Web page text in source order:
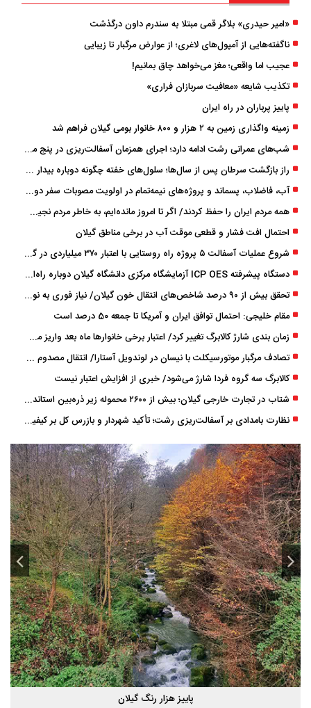
«امیر حیدری» بلاگر قمی مبتلا به سندرم داون درگذشت
ناگفته‌هایی از آمپول‌های لاغری؛ از عوارض مرگبار تا زیبایی
عجیب اما واقعی؛ مغز می‌خواهد چاق بمانیم!
تکذیب شایعه «معافیت سربازان فراری»
پاییز پرباران در راه ایران
زمینه واگذاری زمین به ۲ هزار و ۸۰۰ خانوار بومی گیلان فراهم شد
شب‌های عمرانی رشت ادامه دارد؛ اجرای همزمان آسفالت‌ریزی در پنج منطقه شهری
راز بازگشت سرطان پس از سال‌ها؛ سلول‌های خفته چگونه دوباره بیدار می‌شوند؟
آب، فاضلاب، پسماند و پروژه‌های نیمه‌تمام در اولویت مصوبات سفر دولت
همه مردم ایران را حفظ کردند/ اگر تا امروز مانده‌ایم، به ‌خاطر مردم نجیب ایران بوده است
احتمال افت فشار و قطعی موقت آب در برخی مناطق گیلان
شروع عملیات آسفالت ۵ پروژه راه ‌روستایی با اعتبار ۳۷۰ میلیاردی در گیلان
دستگاه پیشرفته ICP OES آزمایشگاه مرکزی دانشگاه گیلان دوباره راه‌اندازی شد
تحقق بیش از ۹۰ درصد شاخص‌های انتقال خون گیلان/ نیاز فوری به نوسازی تجهیزات آزمایشگاهی
مقام خلیجی: احتمال توافق ایران و آمریکا تا جمعه 50 درصد است
زمان ‌بندی شارژ کالابرگ تغییر کرد/ اعتبار برخی خانوارها ماه بعد واریز می‌شود
تصادف مرگبار موتورسیکلت با نیسان در لوندویل آستارا/ انتقال مصدوم با اورژانس هوایی به رشت
کالابرگ سه گروه فردا شارژ می‌شود/ خبری از افزایش اعتبار نیست
شتاب در تجارت خارجی گیلان؛ بیش از ۲۶۰۰ محموله زیر ذره‌بین استاندارد
نظارت بامدادی بر آسفالت‌ریزی رشت؛ تأکید شهردار و بازرس کل بر کیفیت اجرای پروژه‌ها
شب های همیشه روشن رشت